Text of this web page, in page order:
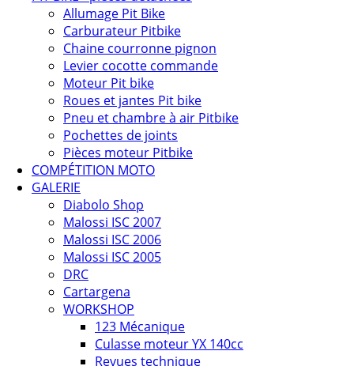
Allumage Pit Bike
Carburateur Pitbike
Chaine courronne pignon
Levier cocotte commande
Moteur Pit bike
Roues et jantes Pit bike
Pneu et chambre à air Pitbike
Pochettes de joints
Pièces moteur Pitbike
COMPÉTITION MOTO
GALERIE
Diabolo Shop
Malossi ISC 2007
Malossi ISC 2006
Malossi ISC 2005
DRC
Cartargena
WORKSHOP
123 Mécanique
Culasse moteur YX 140cc
Revues technique